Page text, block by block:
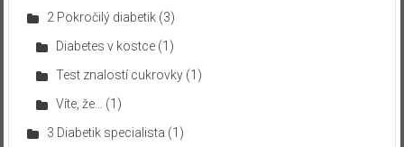
2 Pokročilý diabetik(3)
Diabetes v kostce(1)
Test znalostí cukrovky(1)
Víte, že…
(1)
3 Diabetik specialista (1)